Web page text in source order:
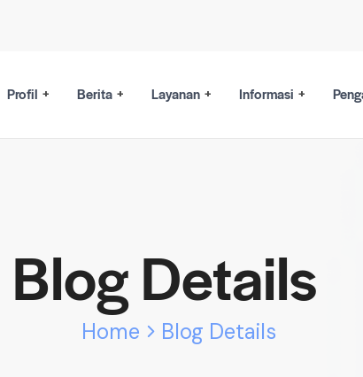
Profil Berita Layanan Informasi
Blog Details
Home Blog Details